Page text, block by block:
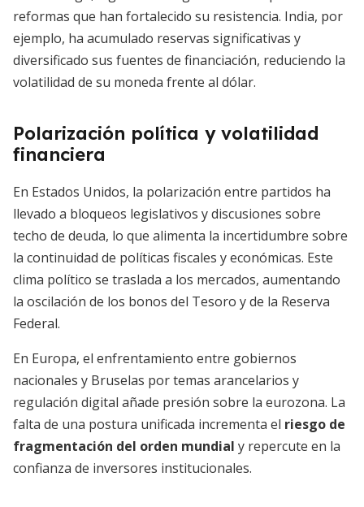
reformas que han fortalecido su resistencia. India, por
ejemplo, ha acumulado reservas significativas y
diversificado sus fuentes de financiación, reduciendo la
volatilidad de su moneda frente al dólar.
Polarización política y volatilidad
financiera
En Estados Unidos, la polarización entre partidos ha
llevado a bloqueos legislativos y discusiones sobre
techo de deuda, lo que alimenta la incertidumbre sobre
la continuidad de políticas fiscales y económicas. Este
clima político se traslada a los mercados, aumentando
la oscilación de los bonos del Tesoro y de la Reserva
Federal.
En Europa, el enfrentamiento entre gobiernos
nacionales y Bruselas por temas arancelarios y
regulación digital añade presión sobre la eurozona. La
falta de una postura unificada incrementa el riesgo de
fragmentación del orden mundial y repercute en la
confianza de inversores institucionales.